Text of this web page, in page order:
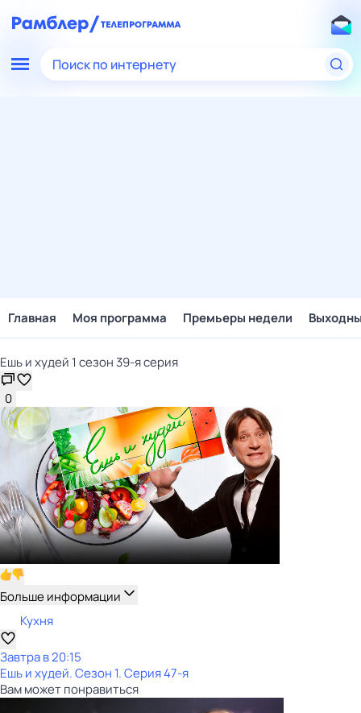
Поиск по интернету
Главная Моя программа Премьеры недели
Ешь и худей 1 сезон 39-я серия
0
Больше информации
Кухня
Завтра в 20:15
Ешь и худей. Сезон 1. Серия 47-я
Вам может понравиться